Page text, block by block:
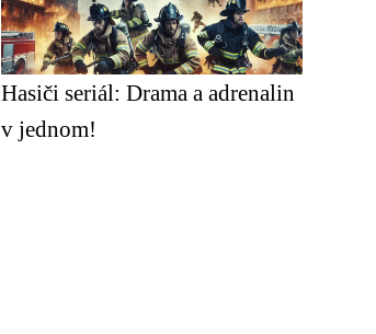
Hasiči seriál: Drama a adrenalin
v jednom!